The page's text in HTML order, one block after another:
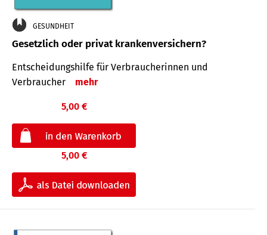
GESUNDHEIT
Gesetzlich oder privat krankenversichern?
Entscheidungshilfe für Verbraucherinnen und
Verbraucher
mehr
5,00 €
5,00 €